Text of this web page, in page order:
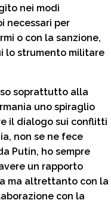
nei modi
necessari per
o con la sanzione,
lo strumento militare
soprattutto alla
uno spiraglio
il dialogo sui conflitti
non se ne fece
Putin, ho sempre
un rapporto
ma altrettanto con la
con la